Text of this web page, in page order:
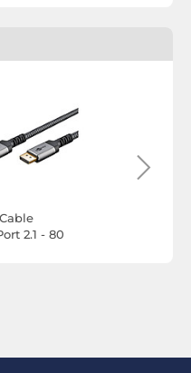
2.1 - 80